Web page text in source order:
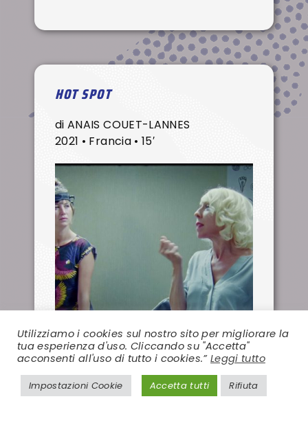
HOT SPOT
di ANAIS COUET-LANNES
2021 • Francia • 15′
Il coito ha ragioni che la razionalità
Utilizziamo i cookies sul nostro sito per migliorare la
tua esperienza d'uso. Cliccando su "Accetta"
acconsenti all'uso di tutto i cookies.”Leggi tutto
Impostazioni Cookie Accetta tutti Rifiuta